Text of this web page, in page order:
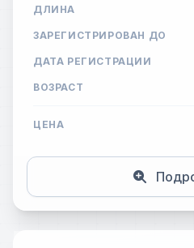
ДЛИНА
ЗАРЕГИСТРИРОВАН ДО
ДАТА РЕГИСТРАЦИИ
ВОЗРАСТ
ЦЕНА